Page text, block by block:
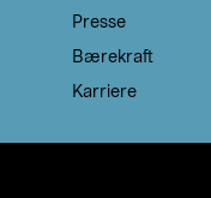
Presse
Bærekraft
Karriere